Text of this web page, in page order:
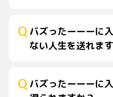
バズったーーーに
ない人生を送れま
バズったーーーに